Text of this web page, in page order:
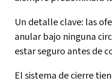
Un detalle clave: las
anular bajo ninguna
estar seguro antes de
El sistema de cierre